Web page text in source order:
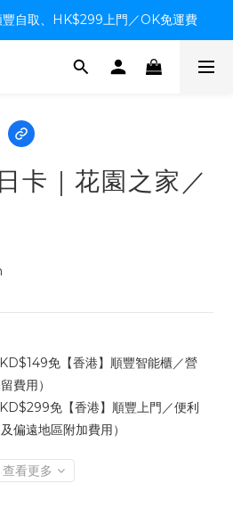
豐自取、HK$299上門／OK免運費
豐自取、HK$299上門／OK免運費
卡支付至8月中，造成不便感謝諒解
卡｜花園之家／
免【香港】順豐智能櫃／營
費用）
免【香港】順豐上門／便利
偏遠地區附加費用）
查看更多